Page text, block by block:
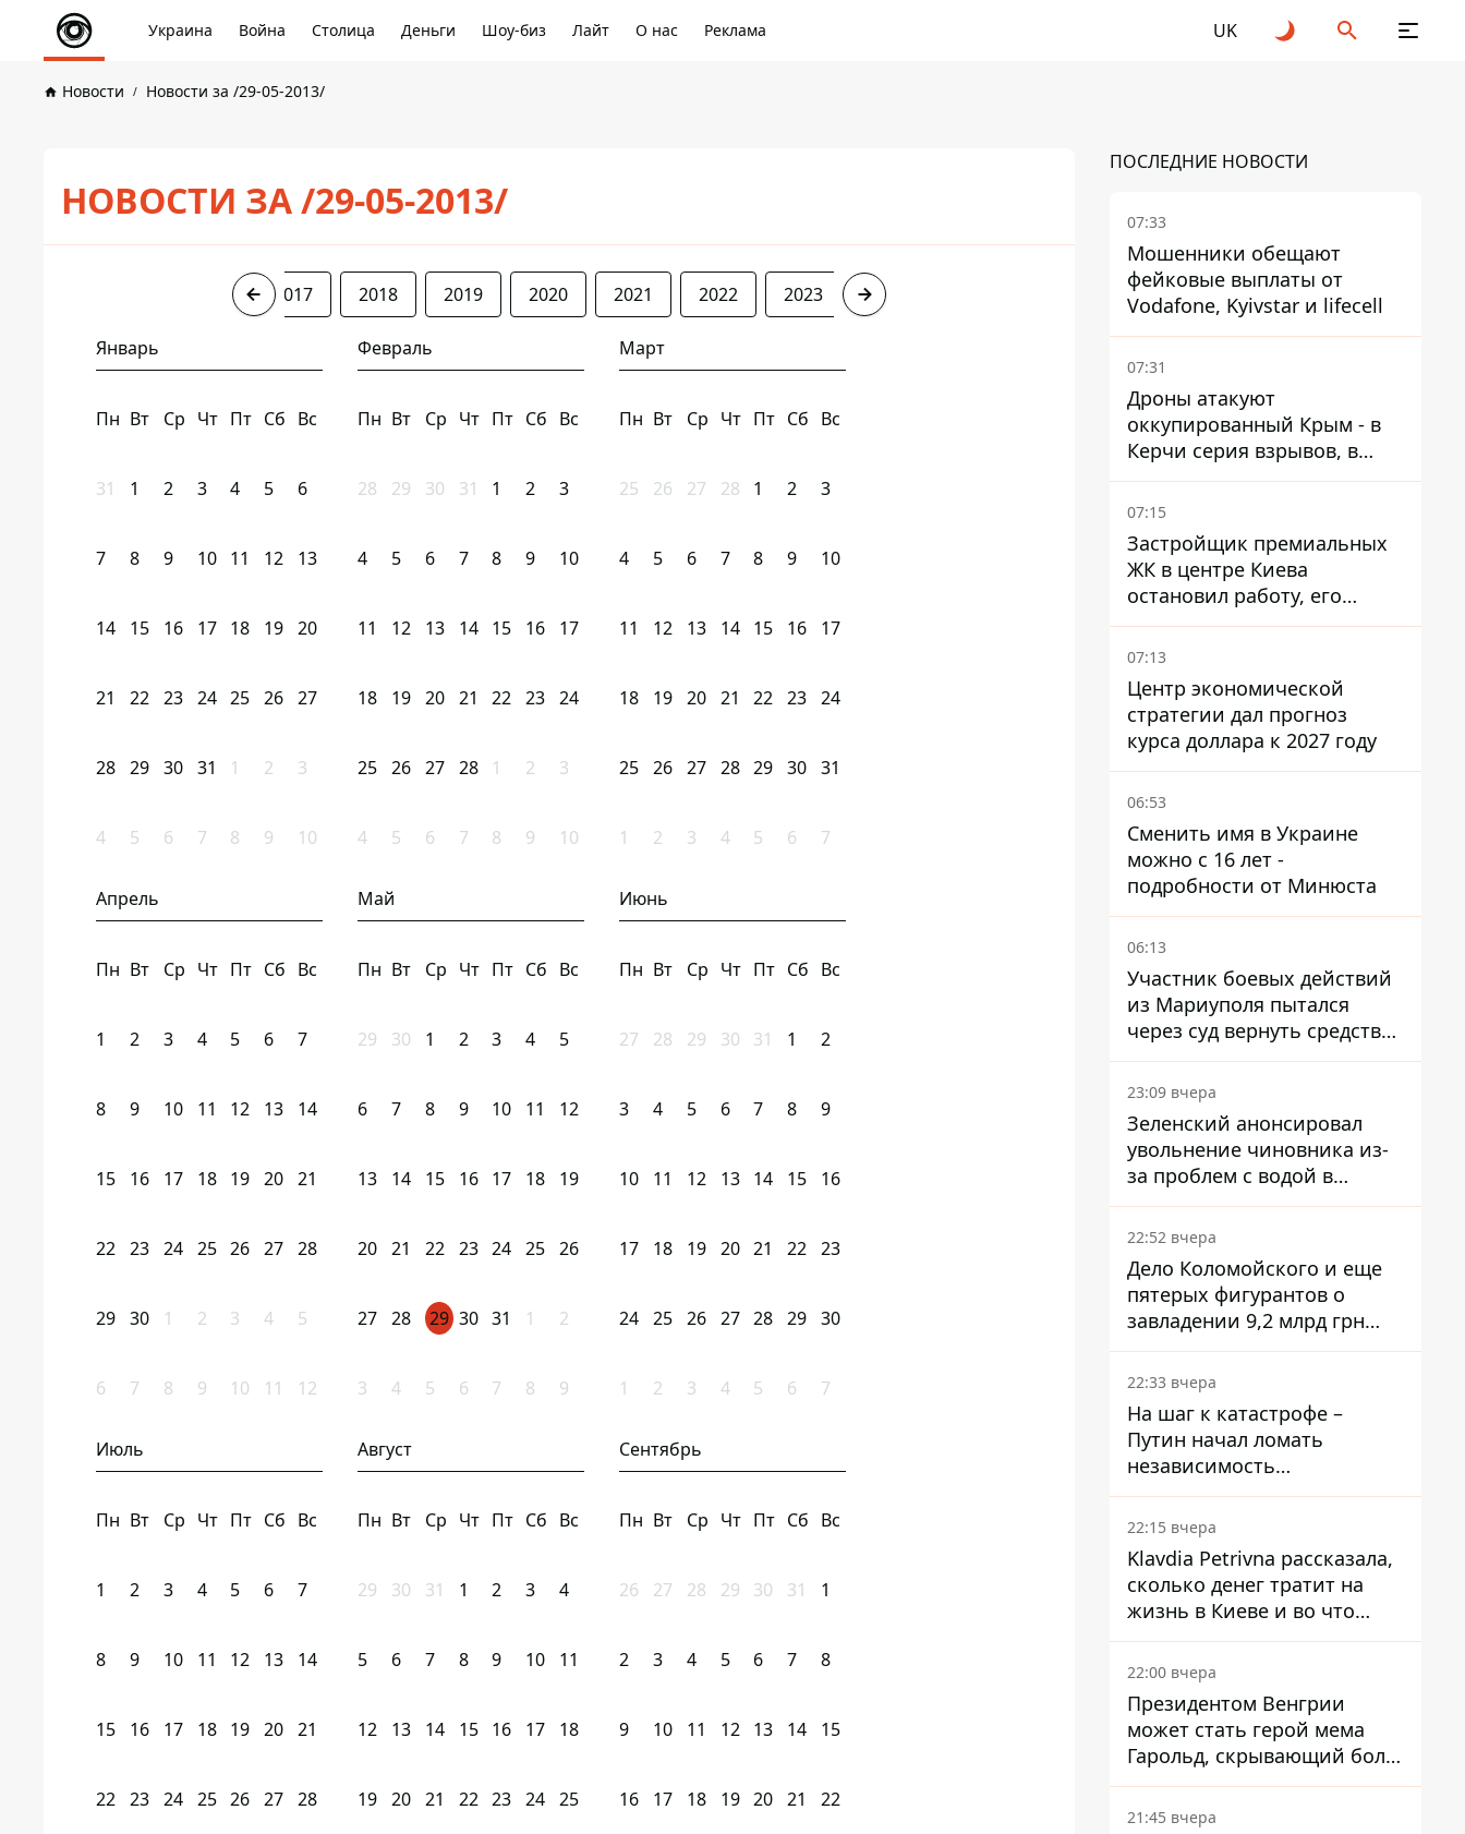
Украина Война Столица Деньги Шоу-биз Лайт О нас Реклама UK
Новости Новости за /29-05-2013/
НОВОСТИ ЗА /29-05-2013/
2017 2018 2019 2020 2021 2022 2023 2024
Январь
Пн Вт Ср Чт Пт Сб Вс
31 1 2 3 4 5 6
7 8 9 10 11 12 13
14 15 16 17 18 19 20
21 22 23 24 25 26 27
28 29 30 31 1 2 3
4 5 6 7 8 9 10
Февраль
Пн Вт Ср Чт Пт Сб Вс
28 29 30 31 1 2 3
4 5 6 7 8 9 10
11 12 13 14 15 16 17
18 19 20 21 22 23 24
25 26 27 28 1 2 3
4 5 6 7 8 9 10
Март
Пн Вт Ср Чт Пт Сб Вс
25 26 27 28 1 2 3
4 5 6 7 8 9 10
11 12 13 14 15 16 17
18 19 20 21 22 23 24
25 26 27 28 29 30 31
1 2 3 4 5 6 7
Апрель
Пн Вт Ср Чт Пт Сб Вс
1 2 3 4 5 6 7
8 9 10 11 12 13 14
15 16 17 18 19 20 21
22 23 24 25 26 27 28
29 30 1 2 3 4 5
6 7 8 9 10 11 12
Май
Пн Вт Ср Чт Пт Сб Вс
29 30 1 2 3 4 5
6 7 8 9 10 11 12
13 14 15 16 17 18 19
20 21 22 23 24 25 26
27 28 29 30 31 1 2
3 4 5 6 7 8 9
Июнь
Пн Вт Ср Чт Пт Сб Вс
27 28 29 30 31 1 2
3 4 5 6 7 8 9
10 11 12 13 14 15 16
17 18 19 20 21 22 23
24 25 26 27 28 29 30
1 2 3 4 5 6 7
Июль
Пн Вт Ср Чт Пт Сб Вс
1 2 3 4 5 6 7
8 9 10 11 12 13 14
15 16 17 18 19 20 21
22 23 24 25 26 27 28
Август
Пн Вт Ср Чт Пт Сб Вс
29 30 31 1 2 3 4
5 6 7 8 9 10 11
12 13 14 15 16 17 18
19 20 21 22 23 24 25
Сентябрь
Пн Вт Ср Чт Пт Сб Вс
26 27 28 29 30 31 1
2 3 4 5 6 7 8
9 10 11 12 13 14 15
16 17 18 19 20 21 22
ПОСЛЕДНИЕ НОВОСТИ
07:33
Мошенники обещают
фейковые выплаты от
Vodafone, Kyivstar и lifecell
07:31
Дроны атакуют
оккупированный Крым - в
Керчи серия взрывов, в
Феодосии пожар
07:15
Застройщик премиальных
ЖК в центре Киева
остановил работу, его
руководители сбежали из
Украины - Bihus.info
07:13
Центр экономической
стратегии дал прогноз
курса доллара к 2027 году
06:53
Сменить имя в Украине
можно с 16 лет -
подробности от Минюста
06:13
Участник боевых действий
из Мариуполя пытался
через суд вернуть средства
субсидии со счета в
Ощадбанке – каким было
решение
23:09 вчера
Зеленский анонсировал
увольнение чиновника из-
за проблем с водой в
Марганце
22:52 вчера
Дело Коломойского и еще
пятерых фигурантов о
завладении 9,2 млрд грн
ПриватБанка направили в
суд
22:33 вчера
На шаг к катастрофе –
Путин начал ломать
независимость
собственного Центробанка,
заставив снизить базовую
ставку
22:15 вчера
Klavdia Petrivna рассказала,
сколько денег тратит на
жизнь в Киеве и во что
вкладывает миллионы
22:00 вчера
Президентом Венгрии
может стать герой мема
Гарольд, скрывающий боль
– он возглавил народное
голосование
21:45 вчера